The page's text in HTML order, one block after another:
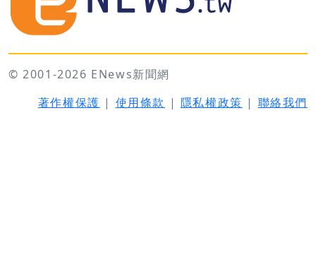
© 2001-2026 ENews新聞網
著作權保護 | 使用條款 | 隱私權政策 | 聯絡我們